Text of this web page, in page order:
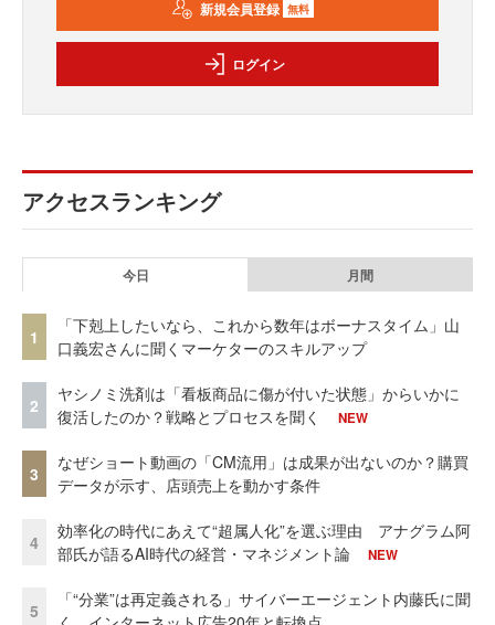
新規会員登録 無料
ログイン
アクセスランキング
今日 月間
1
「下剋上したいなら、これから数年はボーナスタイム」山
口義宏さんに聞くマーケターのスキルアップ
2
ヤシノミ洗剤は「看板商品に傷が付いた状態」からいかに
復活したのか？戦略とプロセスを聞く
NEW
3
なぜショート動画の「CM流用」は成果が出ないのか？購買
データが示す、店頭売上を動かす条件
4
効率化の時代にあえて“超属人化”を選ぶ理由 アナグラム阿
部氏が語るAI時代の経営・マネジメント論
NEW
5
「“分業”は再定義される」サイバーエージェント内藤氏に聞